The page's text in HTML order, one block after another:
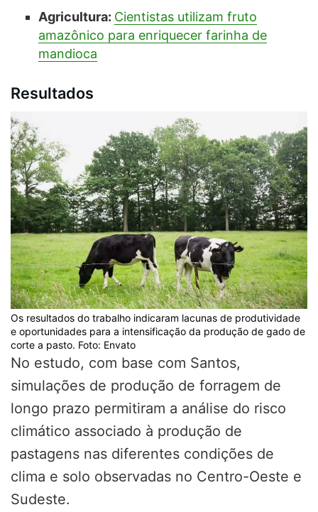
Agricultura: Cientistas utilizam fruto
amazônico para enriquecer farinha de
mandioca
Resultados
Os resultados do trabalho indicaram lacunas de produtividade
e oportunidades para a intensificação da produção de gado de
corte a pasto. Foto: Envato
No estudo, com base com Santos,
simulações de produção de forragem de
longo prazo permitiram a análise do risco
climático associado à produção de
pastagens nas diferentes condições de
clima e solo observadas no Centro-Oeste e
Sudeste.